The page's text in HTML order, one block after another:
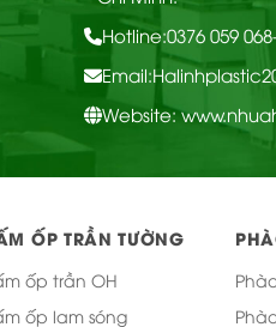
TIẾT
Hotline:0376 059 068
Email:
Website:
ỐP TRẦN TƯỜNG
ốp trần OH
ốp lam sóng